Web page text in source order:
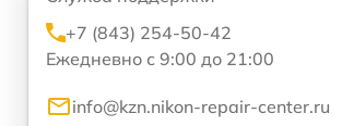
+7 (843) 254-50-42
Ежедневно с 9:00 до 21:00
info@kzn.nikon-repair-center.ru